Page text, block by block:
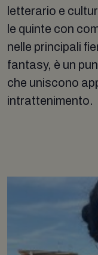
letterario e
le quinte con
nelle principali
fantasy, è un
che uniscono
intrattenimento.